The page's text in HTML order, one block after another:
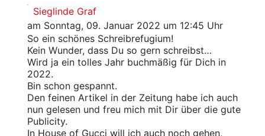
Sieglinde Graf
am Sonntag, 09. Januar 2022 um 12:45 Uhr
So ein schönes Schreibrefugium!
Kein Wunder, dass Du so gern schreibst…
Wird ja ein tolles Jahr buchmäßig für Dich in
2022.
Bin schon gespannt.
Den feinen Artikel in der Zeitung habe ich auch
nun gelesen und freu mich mit Dir über die gute
Publicity.
In House of Gucci will ich auch noch gehen,